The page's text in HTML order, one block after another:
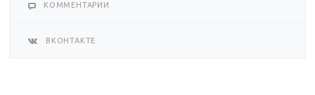
КОММЕНТАРИИ
ВКОНТАКТЕ